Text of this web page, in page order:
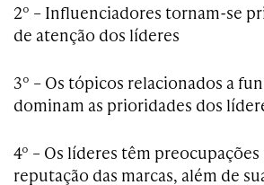
2º – Influenciadores tornam-se
de atenção dos líderes
3º – Os tópicos relacionados a
dominam as prioridades dos
4º – Os líderes têm
reputação das marcas, além de